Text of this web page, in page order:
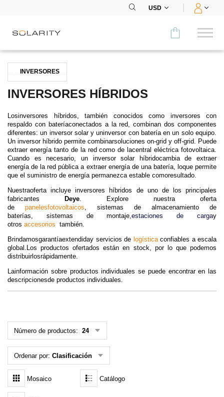
USD
CATEGORÍA
Inversores
Baterías
Accesorios
MENÚ
CONTACTOS
MENÚ DE USUARIO
Menú cliente
Registro
Olvidé mi contraseña
INVERSORES
INVERSORES HÍBRIDOS
Losinversores híbridos, también conocidos como inversores con
respaldo con bateríaconectados a la red, combinan dos componentes
diferentes: un inversor solar y uninversor con batería en un solo equipo.
Un inversor híbrido permite combinarsoluciones on-grid y off-grid. Puede
extraer energía tanto de la red como de lacentral eléctrica fotovoltaica.
Cuando es necesario, un inversor solar híbridocambia de extraer
energía de la red pública a extraer energía de una batería, loque permite
que el suministro de energía permanezca estable comoresultado.
Nuestraoferta incluye inversores híbridos de uno de los principales
fabricantes
Deye. Explore nuestra oferta
de panelesfotovoltaicos, sistemas de almacenamiento de
baterías, sistemas de montaje,estaciones de cargay
otros accesorios también.
Brindamosgarantíaextendiday servicios de logísticaconfiables a escala
global.Los productos ofertados están en stock, por lo que podemos
distribuirlosrápidamente.
Lainformación sobre productos individuales se puede encontrar en las
descripcionesde productos individuales.
Número de productos: 24
Ordenar por: Clasificación
Mosaico Catálogo